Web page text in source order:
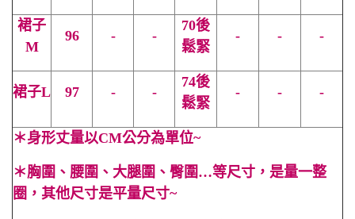
裙子
M
96 - -
70後
鬆緊
- - -
裙子L 97 - -
74後
鬆緊
- - -
＊身形丈量以CM公分為單位~
＊胸圍、腰圍、大腿圍、臀圍…等尺寸，是量一整
圈，其他尺寸是平量尺寸~